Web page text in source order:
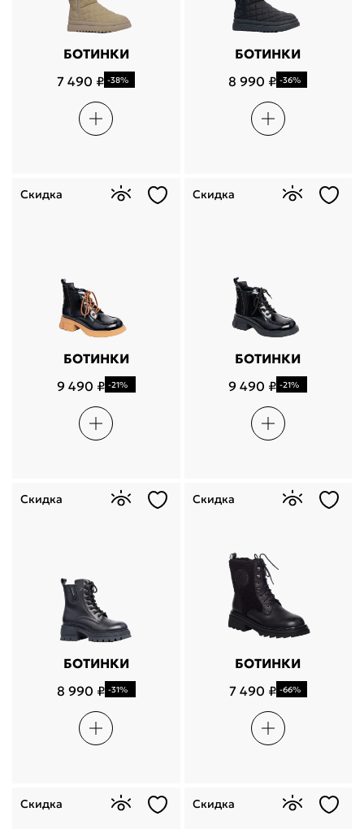
БОТИНКИ
7 490 ₽ -38%
БОТИНКИ
8 990 ₽ -36%
БОТИНКИ
9 490 ₽ -21%
Скидка
БОТИНКИ
9 490 ₽ -21%
Скидка
БОТИНКИ
8 990 ₽ -31%
Скидка
БОТИНКИ
7 490 ₽ -66%
Скидка
Скидка Скидка